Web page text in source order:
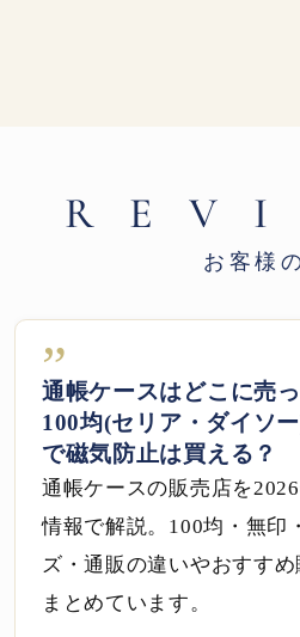
R E V I
お客様
”
通帳ケースはどこに売
100均(セリア・ダイソ
で磁気防止は買える？
通帳ケースの販売店を
情報で解説。100均・無印
ズ・通販の違いやおすす
まとめています。